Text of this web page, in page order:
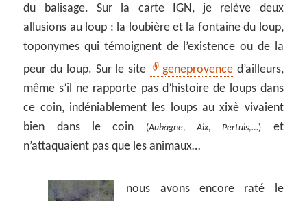
du balisage. Sur la carte IGN, je relève deux
allusions au loup : la loubière et la fontaine du loup,
toponymes qui témoignent de l’existence ou de la
peur du loup. Sur le site
geneprovenced’ailleurs,
même s’il ne rapporte pas d’histoire de loups dans
ce coin, indéniablement les loups au xixè vivaient
bien dans le coin
(Aubagne,Aix,Pertuis,…)
et
n’attaquaient pas que les animaux…
nous avons encore raté le